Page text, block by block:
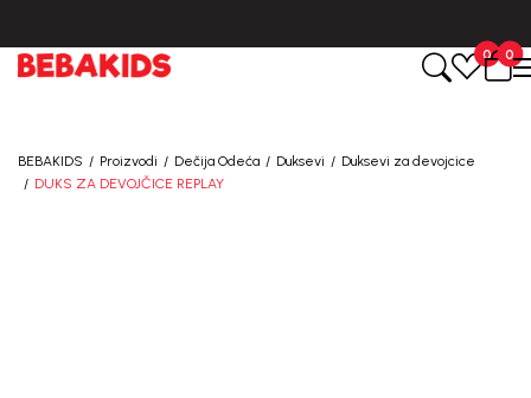
0
0
BEBAKIDS Proizvodi Dečija Odeća Duksevi
Duksevi za devojcice
DUKS ZA DEVOJČICE REPLAY